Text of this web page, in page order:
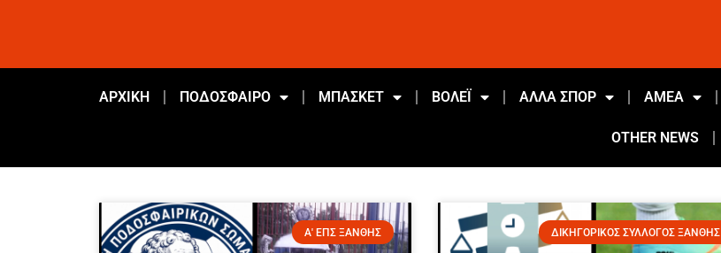
ΑΡΧΙΚΗ ΠΟΔΟΣΦΑΙΡΟ ΜΠΑΣΚΕΤ ΒΟΛΕΪ ΑΛΛΑ ΣΠΟΡ ΑΜΕΑ
OTHER NEWS
Α' ΕΠΣ ΞΑΝΘΗΣ ΔΙΚΗΓΟΡΙΚΟΣ ΣΥΛΛΟΓΟΣ ΞΑΝΘΗΣ